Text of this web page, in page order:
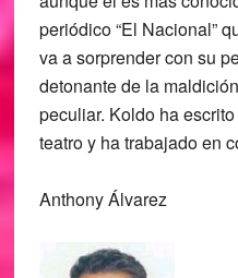
periódico “El Nacional”
va a sorprender con su
detonante de la
peculiar. Koldo ha
teatro y ha trabajado en
Anthony Álvarez